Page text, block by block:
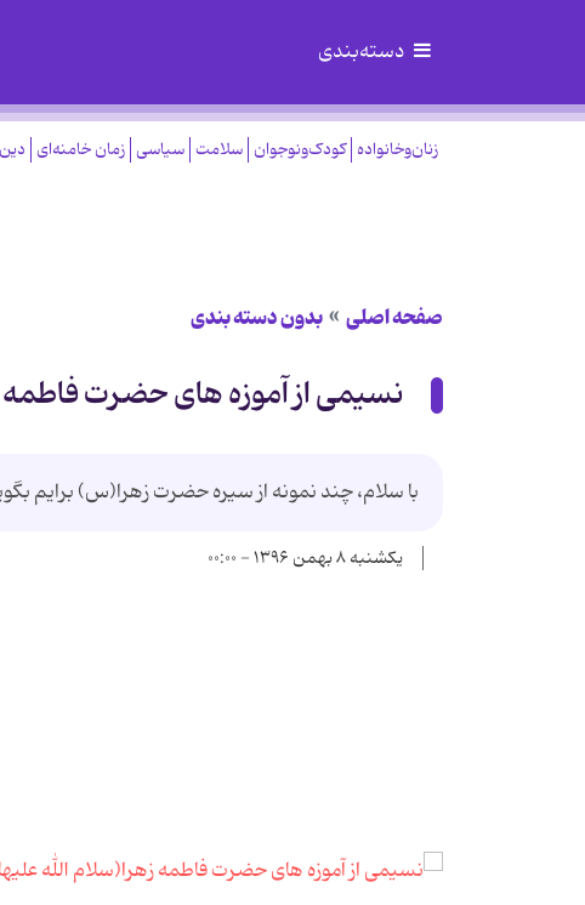
دسته‌بندی
زنان‌وخانواده کودک‌ونوجوان سلامت سیاسی زمان خامنه‌ای
صفحه اصلی بدون دسته بندی
نسیمی از آموزه های حضرت فاطمه
با سلام، چند نمونه از سیره حضرت زهرا(س) برایم
یکشنبه ۸ بهمن ۱۳۹۶ - ۰۰:۰۰